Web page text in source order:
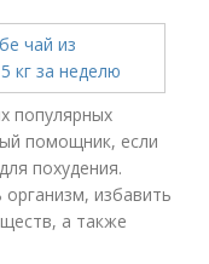
популярных
помощник, если
похудения.
избавить
а также